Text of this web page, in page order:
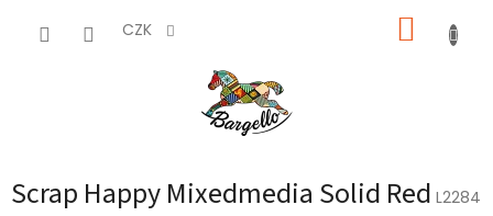
CZK
Scrap Happy Mixedmedia Solid Red L2284